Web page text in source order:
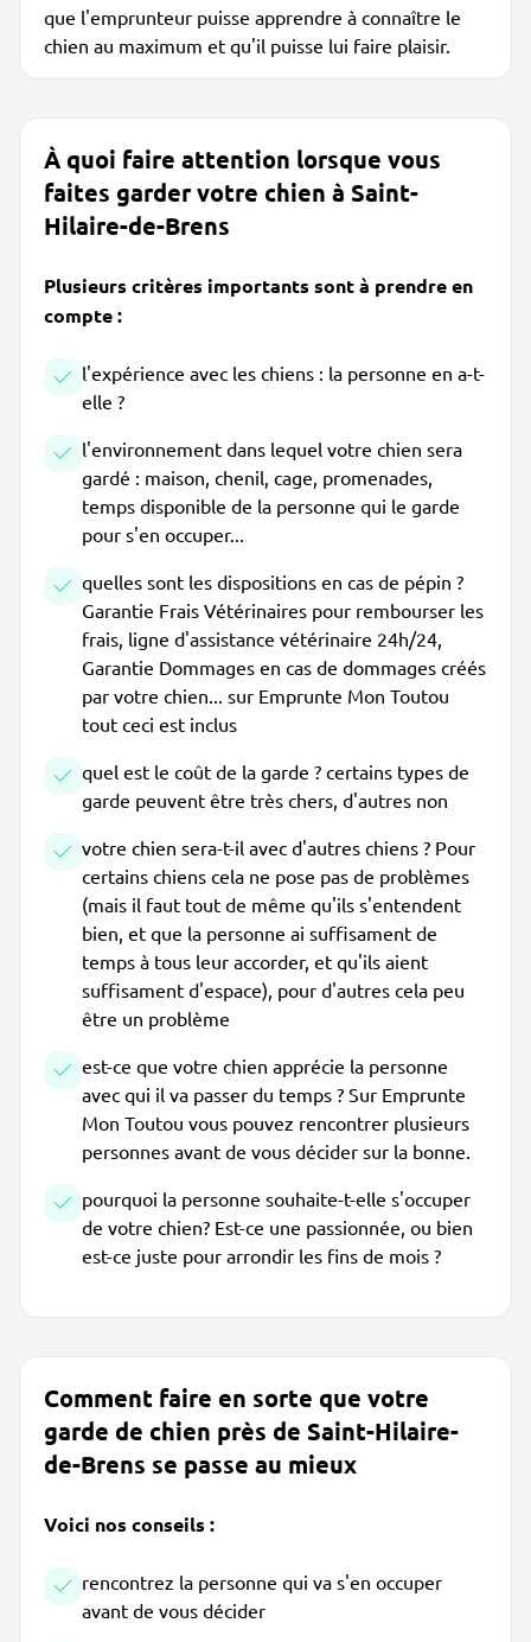
que l'emprunteur puisse apprendre à connaître le
chien au maximum et qu'il puisse lui faire plaisir.
À quoi faire attention lorsque vous
faites garder votre chien à Saint-
Hilaire-de-Brens
Plusieurs critères importants sont à prendre en
compte :
l'expérience avec les chiens : la personne en a-t-
elle ?
l'environnement dans lequel votre chien sera
gardé : maison, chenil, cage, promenades,
temps disponible de la personne qui le garde
pour s'en occuper...
quelles sont les dispositions en cas de pépin ?
Garantie Frais Vétérinaires pour rembourser les
frais, ligne d'assistance vétérinaire 24h/24,
Garantie Dommages en cas de dommages créés
par votre chien... sur Emprunte Mon Toutou
tout ceci est inclus
quel est le coût de la garde ? certains types de
garde peuvent être très chers, d'autres non
votre chien sera-t-il avec d'autres chiens ? Pour
certains chiens cela ne pose pas de problèmes
(mais il faut tout de même qu'ils s'entendent
bien, et que la personne ai suffisament de
temps à tous leur accorder, et qu'ils aient
suffisament d'espace), pour d'autres cela peu
être un problème
est-ce que votre chien apprécie la personne
avec qui il va passer du temps ? Sur Emprunte
Mon Toutou vous pouvez rencontrer plusieurs
personnes avant de vous décider sur la bonne.
pourquoi la personne souhaite-t-elle s'occuper
de votre chien? Est-ce une passionnée, ou bien
est-ce juste pour arrondir les fins de mois ?
Comment faire en sorte que votre
garde de chien près de Saint-Hilaire-
de-Brens se passe au mieux
Voici nos conseils :
rencontrez la personne qui va s'en occuper
avant de vous décider